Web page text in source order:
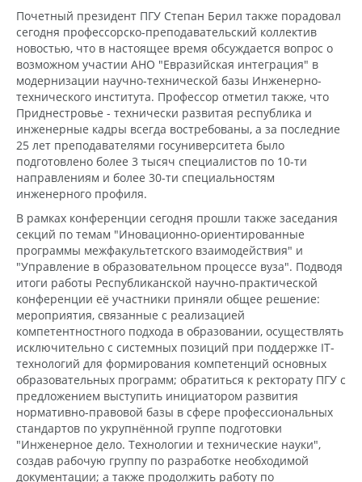
Почетный президент ПГУ Степан Берил также порадовал
сегодня профессорско-преподавательский коллектив
новостью, что в настоящее время обсуждается вопрос о
возможном участии АНО "Евразийская интеграция" в
модернизации научно-технической базы Инженерно-
технического института. Профессор отметил также, что
Приднестровье - технически развитая республика и
инженерные кадры всегда востребованы, а за последние
25 лет преподавателями госуниверситета было
подготовлено более 3 тысяч специалистов по 10-ти
направлениям и более 30-ти специальностям
инженерного профиля.
В рамках конференции сегодня прошли также заседания
секций по темам "Иновационно-ориентированные
программы межфакультетского взаимодействия" и
"Управление в образовательном процессе вуза". Подводя
итоги работы Республиканской научно-практической
конференции её участники приняли общее решение:
мероприятия, связанные с реализацией
компетентностного подхода в образовании, осуществлять
исключительно с системных позиций при поддержке IT-
технологий для формирования компетенций основных
образовательных программ; обратиться к ректорату ПГУ с
предложением выступить инициатором развития
нормативно-правовой базы в сфере профессиональных
стандартов по укрупнённой группе подготовки
"Инженерное дело. Технологии и технические науки",
создав рабочую группу по разработке необходимой
документации; а также продолжить работу по